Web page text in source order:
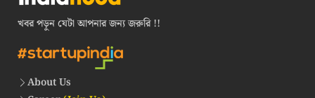
খবর পড়ুন যেটা আপনার জন্য জরুরি !!
About Us